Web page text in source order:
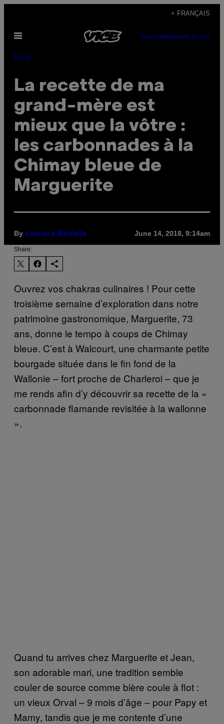
content
+ FRANÇAIS
Open
SUBSCRIBENEWSLETTER
Food
La recette de ma
grand-mère est
mieux que la vôtre :
les carbonnades à la
Chimay bleue de
Marguerite
By Laurane Bindelle June 14, 2018, 9:14am
Share:
Ouvrez vos chakras culinaires ! Pour cette
troisième semaine d’exploration dans notre
patrimoine gastronomique, Marguerite, 73
ans, donne le tempo à coups de Chimay
bleue. C’est à Walcourt, une charmante petite
bourgade située dans le fin fond de la
Wallonie – fort proche de Charleroi – que je
me rends afin d’y découvrir sa recette de la «
carbonnade flamande revisitée à la wallonne
».
Quand tu arrives chez Marguerite et Jean,
son adorable mari, une tradition semble
couler de source comme bière coule à flot :
un vieux Orval – 9 mois d’âge – pour Papy et
Mamy, tandis que je me contente d’une